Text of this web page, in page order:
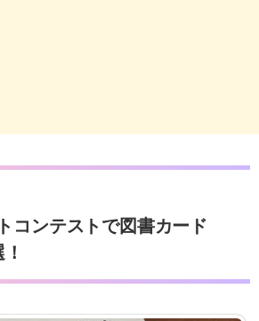
コンテストで図書カード